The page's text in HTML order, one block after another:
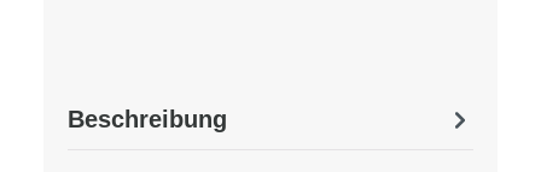
Beschreibung